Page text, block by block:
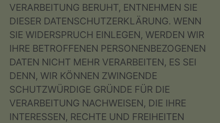
VERARBEITUNG BERUHT, ENTNEHMEN SIE
DIESER DATENSCHUTZERKLÄRUNG. WENN
SIE WIDERSPRUCH EINLEGEN, WERDEN WIR
IHRE BETROFFENEN PERSONENBEZOGENEN
DATEN NICHT MEHR VERARBEITEN, ES SEI
DENN, WIR KÖNNEN ZWINGENDE
SCHUTZWÜRDIGE GRÜNDE FÜR DIE
VERARBEITUNG NACHWEISEN, DIE IHRE
INTERESSEN, RECHTE UND FREIHEITEN